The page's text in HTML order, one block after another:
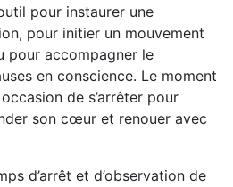
pour instaurer une
pour initier un mouvement
pour accompagner le
en conscience. Le moment
de s’arrêter pour
son cœur et renouer avec
d’arrêt et d’observation de